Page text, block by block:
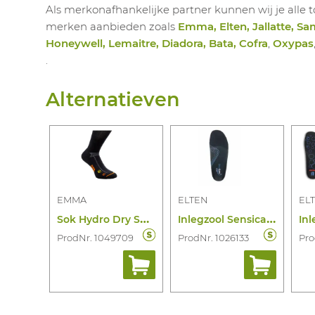
Als merkonafhankelijke partner kunnen wij je alle
merken aanbieden zoals Emma, Elten, Jallatte,
Honeywell, Lemaitre, Diadora, Bata, Cofra, Oxypas
.
Alternatieven
EMMA
S
ok Hydro Dry Sustainable
ProdNr. 1049709
ELTEN
I
nlegzool Sensicare Mid
ProdNr. 1026133